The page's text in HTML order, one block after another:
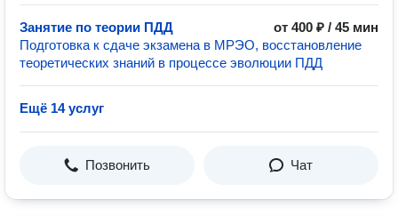
Занятие по теории ПДД
от 400 ₽ / 45 мин
Подготовка к сдаче экзамена в МРЭО, восстановление
теоретических знаний в процессе эволюции ПДД
Ещё 14 услуг
Позвонить Чат